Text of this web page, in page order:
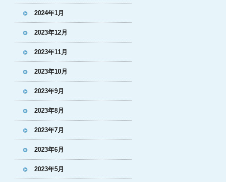
2024年1月
2023年12月
2023年11月
2023年10月
2023年9月
2023年8月
2023年7月
2023年6月
2023年5月